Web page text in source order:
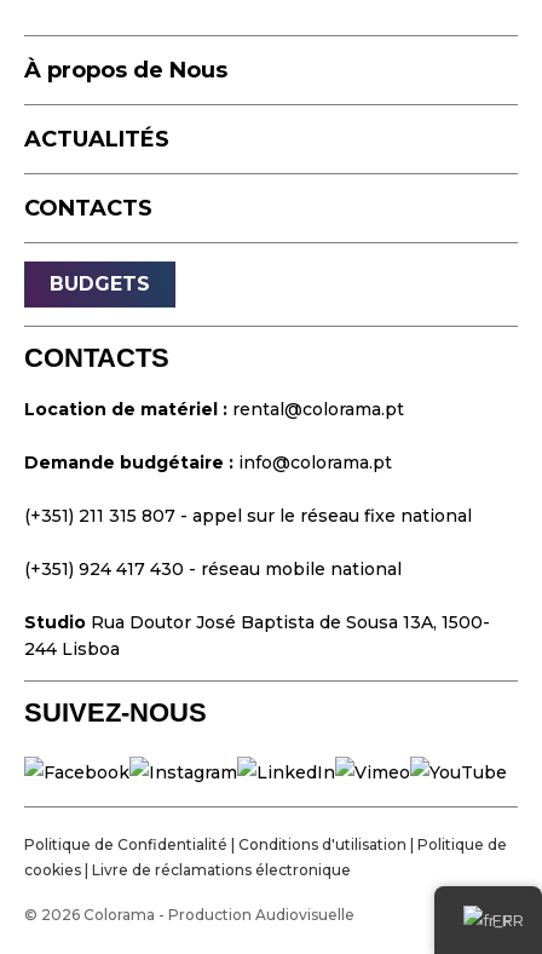
Podcast
Accéléré
Drone
Son
Lumière
Scènes
Sites Web
Identité Visuelle
Studio
Équipement
À propos de Nous
ACTUALITÉS
CONTACTS
BUDGETS
CONTACTS
Location de matériel : rental@colorama.pt
Demande budgétaire : info@colorama.pt
(+351) 211 315 807 - appel sur le réseau fixe national
(+351) 924 417 430 - réseau mobile national
Studio Rua Doutor José Baptista de Sousa 13A, 1500-
244 Lisboa
SUIVEZ-NOUS
Politique de Confidentialité Conditions d'utilisation
Politique de
cookies Livre de réclamations électronique
© 2026 Colorama - Production Audiovisuelle FR